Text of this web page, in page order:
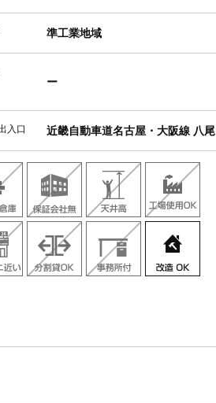
準工業地域
ー
入口 近畿自動車道名古屋・大阪線 八尾